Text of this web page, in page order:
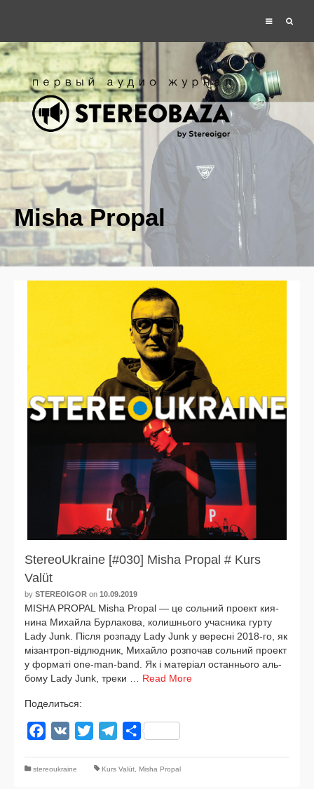
Misha Propal
StereoUkraine [#030] Misha Propal # Kurs
Valüt
by STEREOIGOR on 10.09.2019
MISHA PROPAL Misha Propal — це соль­ний про­ект кия­
ни­на Михайла Бурлакова, колиш­ньо­го учас­ни­ка гур­ту
Lady Junk. Після роз­па­ду Lady Junk у верес­ні 2018-го, як
мізантроп-відлюдник, Михайло роз­по­чав соль­ний про­ект
у фор­маті one-man-band. Як і матеріал остан­ньо­го аль­
бо­му Lady Junk, тре­ки … Read More
Поделиться:
Facebook
VK Twitter TelegramОтправить
stereoukraine Kurs Valüt Misha Propal